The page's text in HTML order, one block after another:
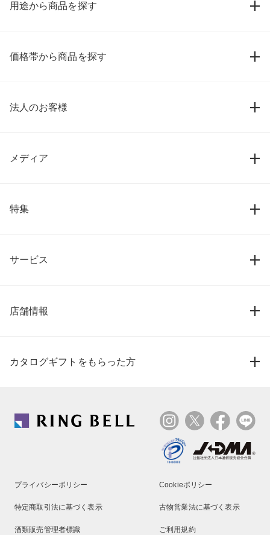
用途から商品を探す
価格帯から商品を探す
法人のお客様
メディア
特集
サービス
店舗情報
カタログギフトをもらった方
プライバシーポリシー Cookieポリシー
特定商取引法に基づく表示 古物営業法に基づく表示
酒類販売管理者標識 ご利用規約